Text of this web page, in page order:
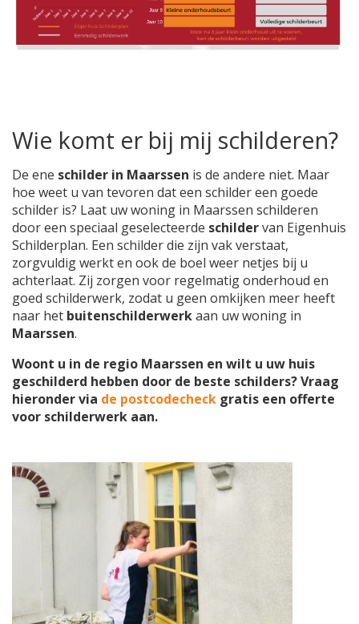
Wie komt er bij mij schilderen?
De ene schilder in Maarssen is de andere niet. Maar
hoe weet u van tevoren dat een schilder een goede
schilder is? Laat uw woning in Maarssen schilderen
door een speciaal geselecteerde schildervan Eigenhuis
Schilderplan. Een schilder die zijn vak verstaat,
zorgvuldig werkt en ook de boel weer netjes bij u
achterlaat. Zij zorgen voor regelmatig onderhoud en
goed schilderwerk, zodat u geen omkijken meer heeft
naar het buitenschilderwerkaan uw woning in
Maarssen.
Woont u in de regio Maarssen en wilt u uw huis
geschilderd hebben door de beste schilders? Vraag
hieronder via de postcodecheck gratis een offerte
voor schilderwerk aan.